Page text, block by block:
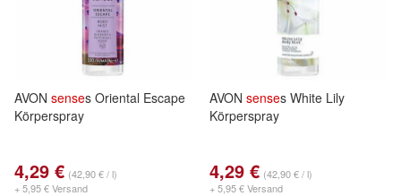
AVON senses Oriental Escape
Körperspray
4,29 € (42,90 € / l)
+ 5,95 € Versand
AVON senses White Lily
Körperspray
4,29 € (42,90 € / l)
+ 5,95 € Versand